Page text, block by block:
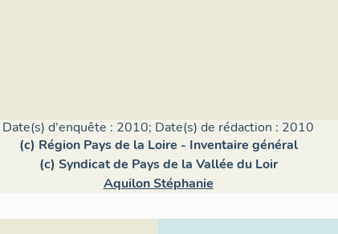
Date(s) d'enquête : 2010; Date(s) de rédaction : 2010
(c) Région Pays de la Loire - Inventaire général
(c) Syndicat de Pays de la Vallée du Loir
Aquilon Stéphanie